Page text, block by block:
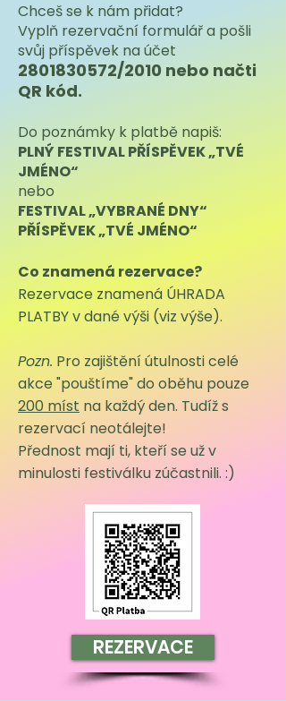
Chceš se k nám přidat?
Vyplň rezervační formulář a pošli
svůj příspěvek na účet
2801830572/2010 nebo načti
QR kód.
Do poznámky k platbě napiš:
PLNÝ FESTIVAL PŘÍSPĚVEK „TVÉ
JMÉNO“
nebo
FESTIVAL „VYBRANÉ DNY“
PŘÍSPĚVEK „TVÉ JMÉNO“
Co znamená rezervace?
Rezervace znamená ÚHRADA
PLATBY v dané výši (viz výše).
Pozn. Pro zajištění útulnosti celé
akce "pouštíme" do oběhu pouze
200 míst na každý den. Tudíž s
rezervací neotálejte!
Přednost mají ti, kteří se už v
minulosti festiválku zúčastnili. :)​
REZERVACE